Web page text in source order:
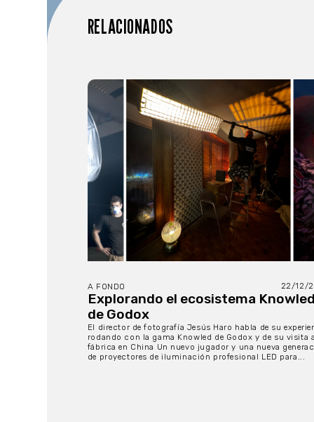
RELACIONADOS
A FONDO 22/12/
Explorando el ecosistema
de Godox
El director de fotografía Jesús Haro habla de su
rodando con la gama Knowled de Godox y de su visita
fábrica en China Un nuevo jugador y una nueva
de proyectores de iluminación profesional LED para...